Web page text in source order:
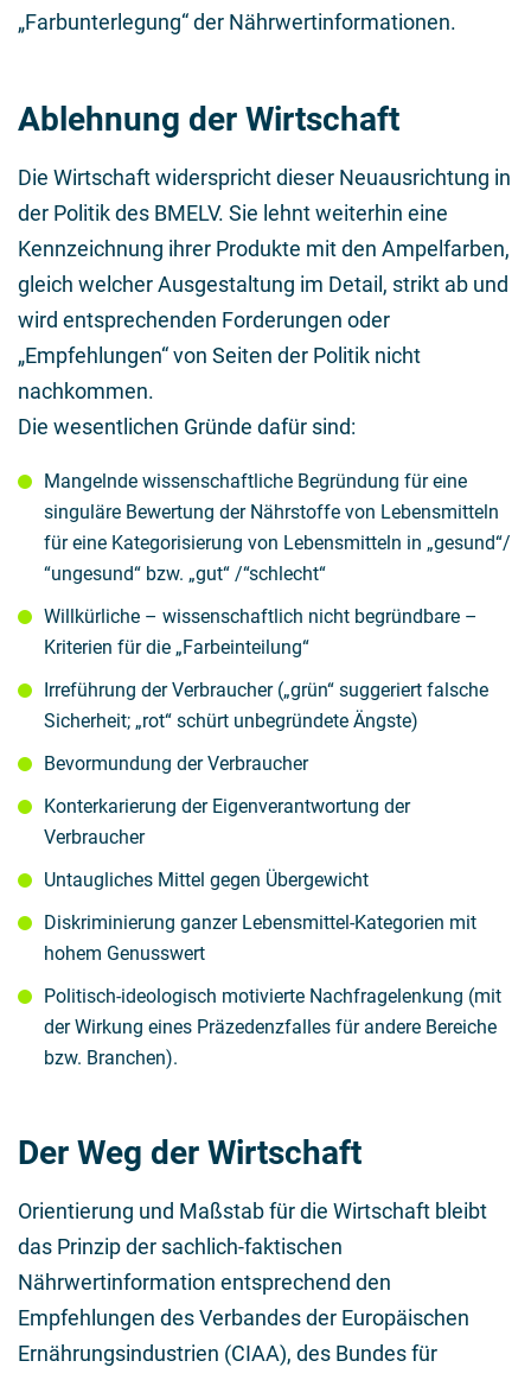
„Farbunterlegung“ der Nährwertinformationen.
Ablehnung der Wirtschaft
Die Wirtschaft widerspricht dieser Neuausrichtung in
der Politik des BMELV. Sie lehnt weiterhin eine
Kennzeichnung ihrer Produkte mit den Ampelfarben,
gleich welcher Ausgestaltung im Detail, strikt ab und
wird entsprechenden Forderungen oder
„Empfehlungen“ von Seiten der Politik nicht
nachkommen.
Die wesentlichen Gründe dafür sind:
Mangelnde wissenschaftliche Begründung für eine
singuläre Bewertung der Nährstoffe von Lebensmitteln
für eine Kategorisierung von Lebensmitteln in „gesund“/
“ungesund“ bzw. „gut“ /“schlecht“
Willkürliche – wissenschaftlich nicht begründbare –
Kriterien für die „Farbeinteilung“
Irreführung der Verbraucher („grün“ suggeriert falsche
Sicherheit; „rot“ schürt unbegründete Ängste)
Bevormundung der Verbraucher
Konterkarierung der Eigenverantwortung der
Verbraucher
Untaugliches Mittel gegen Übergewicht
Diskriminierung ganzer Lebensmittel-Kategorien mit
hohem Genusswert
Politisch-ideologisch motivierte Nachfragelenkung (mit
der Wirkung eines Präzedenzfalles für andere Bereiche
bzw. Branchen).
Der Weg der Wirtschaft
Orientierung und Maßstab für die Wirtschaft bleibt
das Prinzip der sachlich-faktischen
Nährwertinformation entsprechend den
Empfehlungen des Verbandes der Europäischen
Ernährungsindustrien (CIAA), des Bundes für